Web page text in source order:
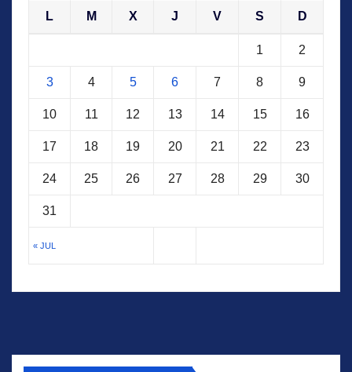
L M X J V S D
« JUL
1 2
3 4 5 6 7 8 9
10 11 12 13 14 15 16
17 18 19 20 21 22 23
24 25 26 27 28 29 30
31